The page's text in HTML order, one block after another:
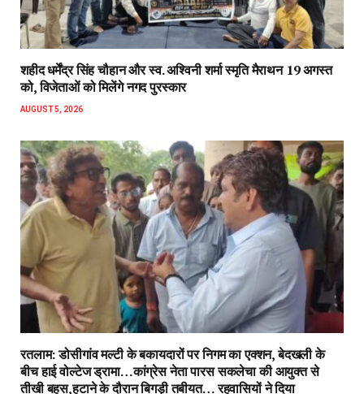
शहीद धर्मेंद्र सिंह चौहान और स्व. अश्विनी शर्मा स्मृति मैराथन 19 अगस्त
को, विजेताओं को मिलेंगे नगद पुरस्कार
AUGUST 5, 2026
रतलाम: डोसीगांव मल्टी के बकायदारों पर निगम का एक्शन, बेदखली के
बीच हाई वोल्टेज ड्रामा…कांग्रेस नेता पारस सकलेचा की आयुक्त से
तीखी बहस,हटाने के दौरान बिगड़ी तबीयत… रहवासियों ने दिया